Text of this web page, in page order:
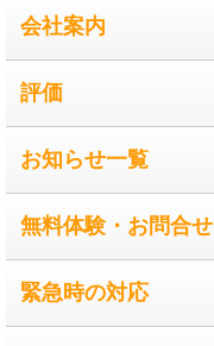
会社案内
評価
お知らせ一覧
無料体験・お問合せ
緊急時の対応